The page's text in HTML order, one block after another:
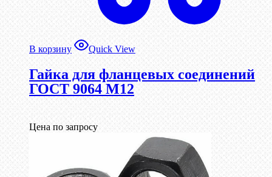
В корзину Quick View
Гайка для фланцевых соединений
ГОСТ 9064 М12
Цена по запросу